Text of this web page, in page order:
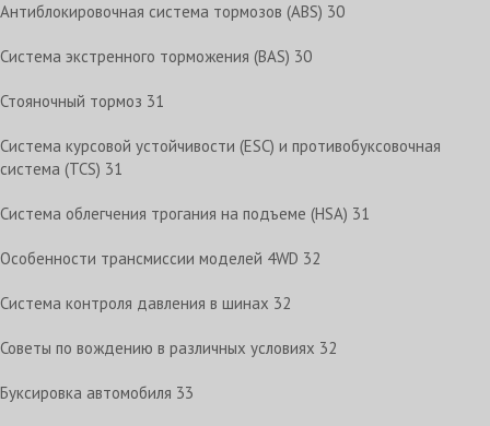
Антиблокировочная система тормозов (ABS) 30
Система экстренного торможения (BAS) 30
Стояночный тормоз 31
Система курсовой устойчивости (ESC) и противобуксовочная
система (TCS) 31
Система облегчения трогания на подъеме (HSA) 31
Особенности трансмиссии моделей 4WD 32
Система контроля давления в шинах 32
Советы по вождению в различных условиях 32
Буксировка автомобиля 33